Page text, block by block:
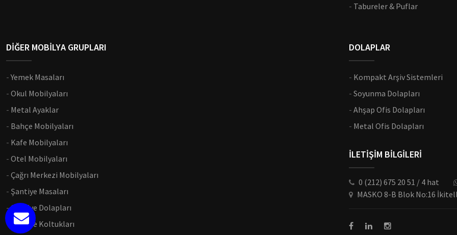
- Tabureler & Puflar
DİĞER MOBİLYA GRUPLARI
-Yemek Masaları
- Okul Mobilyaları
- Metal Ayaklar
- Bahçe Mobilyaları
- Kafe Mobilyaları
- Otel Mobilyaları
- Çağrı Merkezi Mobilyaları
- Şantiye Masaları
-Şantiye Dolapları
- Şantiye Koltukları
DOLAPLAR
- Kompakt Arşiv Sistemleri
- Soyunma Dolapları
- Ahşap Ofis Dolapları
- Metal Ofis Dolapları
İLETİŞİM BİLGİLERİ
0 (212) 675 20 51 / 4 hat
MASKO 8-B Blok No:16